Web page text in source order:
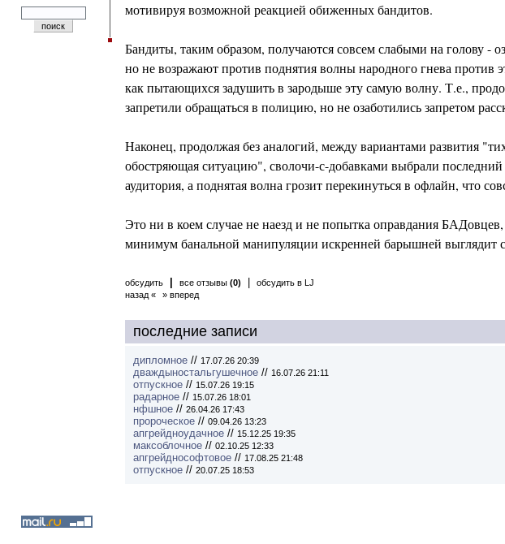
мотивируя возможной реакцией обиженных бандитов.
Бандиты, таким образом, получаются совсем слабыми на голову -
но не возражают против поднятия волны народного гнева
как пытающихся задушить в зародыше эту самую волну. Т.е.,
запретили обращаться в полицию, но не озаботились запретом
Наконец, продолжая без аналогий, между вариантами развития
обостряющая ситуацию", сволочи-с-добавками выбрали
аудитория, а поднятая волна грозит перекинуться в офлайн, что
Это ни в коем случае не наезд и не попытка оправдания
минимум банальной манипуляции искренней барышней выглядит
обсудить все отзывы (0) обсудить в LJ
назад «
» вперед
последние записи
дипломное // 17.07.26 20:39
дваждыностальгушечное // 16.07.26 21:11
отпускное // 15.07.26 19:15
радарное // 15.07.26 18:01
нфшное // 26.04.26 17:43
пророческое // 09.04.26 13:23
апгрейдноудачное // 15.12.25 19:35
максоблочное // 02.10.25 12:33
апгрейднософтовое // 17.08.25 21:48
отпускное // 20.07.25 18:53